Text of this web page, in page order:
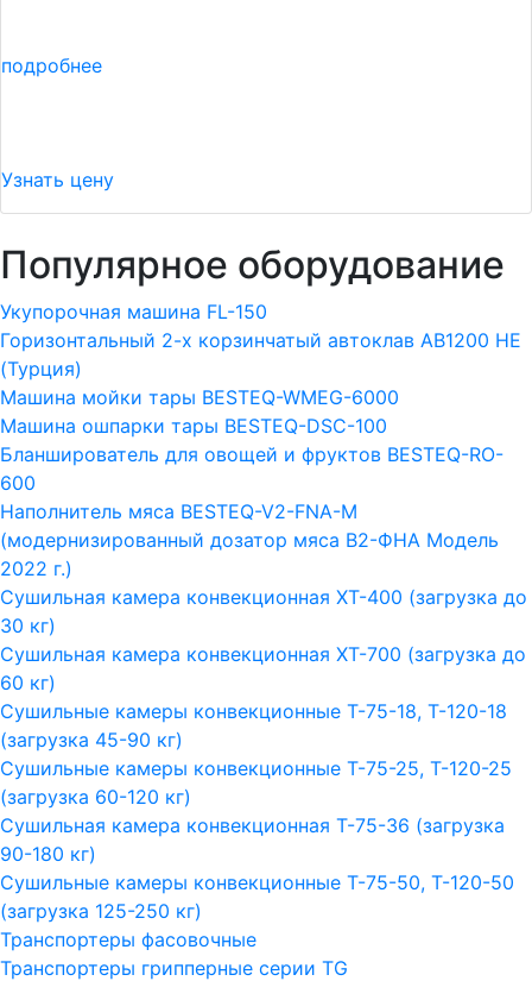
подробнее
Узнать цену
Популярное оборудование
Укупорочная машина FL-150
Горизонтальный 2-х корзинчатый автоклав АВ1200 HE
(Турция)
Машина мойки тары BESTEQ-WMEG-6000
Машина ошпарки тары BESTEQ-DSC-100
Бланширователь для овощей и фруктов BESTEQ-RO-
600
Наполнитель мяса BESTEQ-V2-FNA-M
(модернизированный дозатор мяса В2-ФНА Модель
2022 г.)
Сушильная камера конвекционная ХТ-400 (загрузка до
30 кг)
Сушильная камера конвекционная ХТ-700 (загрузка до
60 кг)
Сушильные камеры конвекционные Т-75-18, Т-120-18
(загрузка 45-90 кг)
Сушильные камеры конвекционные Т-75-25, Т-120-25
(загрузка 60-120 кг)
Сушильная камера конвекционная Т-75-36 (загрузка
90-180 кг)
Сушильные камеры конвекционные Т-75-50, Т-120-50
(загрузка 125-250 кг)
Транспортеры фасовочные
Транспортеры грипперные серии TG